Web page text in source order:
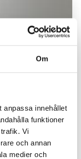
Om
anpassa innehållet
funktioner
Vi
och annan
medier och